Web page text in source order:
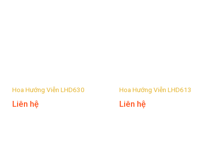
Hoa Hướng Viễn LHD630
Liên hệ
Hoa Hướng Viễn LHD613
Liên hệ